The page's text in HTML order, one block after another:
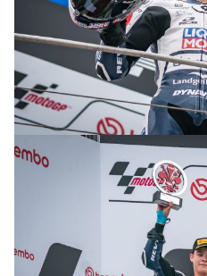
© R.Lekl & S.Wobser